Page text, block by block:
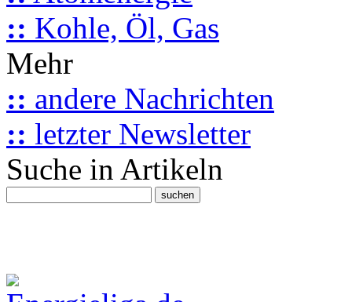
:: Kohle, Öl, Gas
Mehr
:: andere Nachrichten
:: letzter Newsletter
Suche in Artikeln